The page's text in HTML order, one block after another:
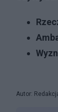
Autor: